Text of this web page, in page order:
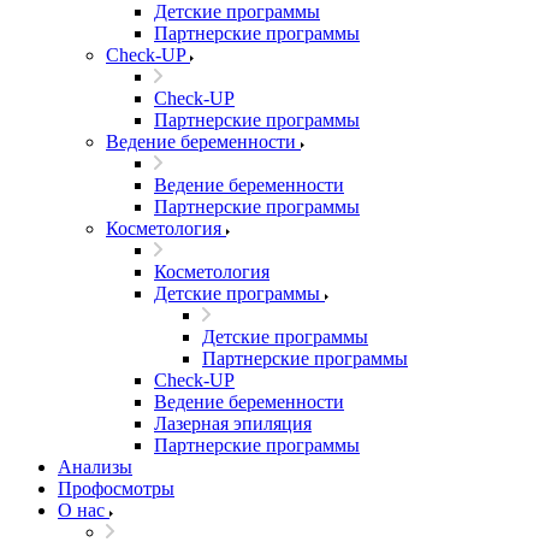
Детские программы
Партнерские программы
Check-UP
Check-UP
Партнерские программы
Ведение беременности
Ведение беременности
Партнерские программы
Косметология
Косметология
Детские программы
Детские программы
Партнерские программы
Check-UP
Ведение беременности
Лазерная эпиляция
Партнерские программы
Анализы
Профосмотры
О нас